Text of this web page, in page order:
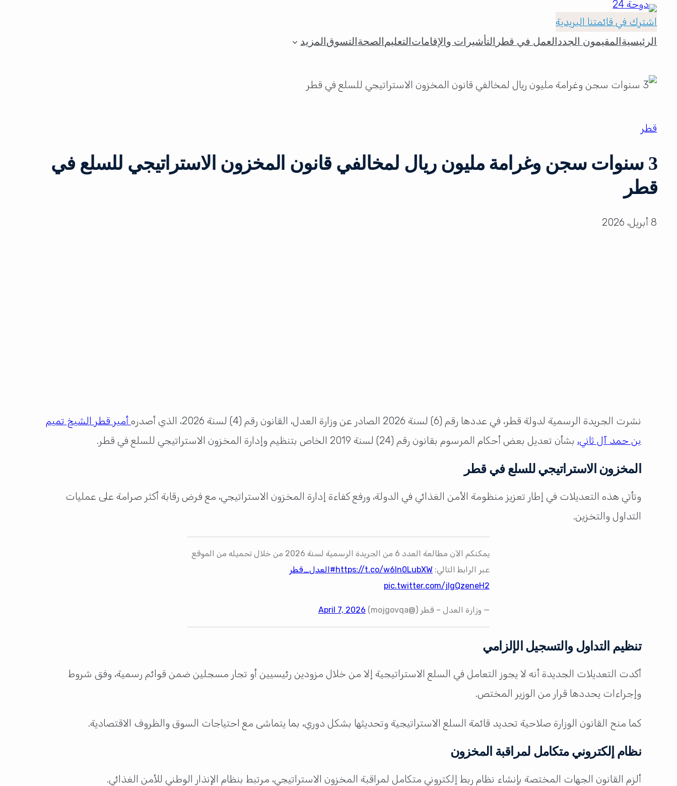
اشترك في قائمتنا البريدية
الرئيسية المقيمون الجدد العمل في قطر التأشيرات والإقامات التعليم الصحة التسوق المزيد
قطر
3 سنوات سجن وغرامة مليون ريال لمخالفي قانون المخزون الاستراتيجي للسلع في
قطر
8 أبريل، 2026
نشرت الجريدة الرسمية لدولة قطر، في عددها رقم (6) لسنة 2026 الصادر عن وزارة العدل، القانون رقم (4) لسنة 2026، الذي أصدره
أمير قطر الشيخ تميم
بن حمد آل ثاني، بشأن تعديل بعض أحكام المرسوم بقانون رقم (24) لسنة 2019 الخاص بتنظيم وإدارة المخزون الاستراتيجي للسلع في قطر.
المخزون الاستراتيجي للسلع في قطر
وتأتي هذه التعديلات في إطار تعزيز منظومة الأمن الغذائي في الدولة، ورفع كفاءة إدارة المخزون الاستراتيجي، مع فرض رقابة أكثر صرامة على عمليات
التداول والتخزين.
يمكنكم الآن مطالعة العدد 6 من الجريدة الرسمية لسنة 2026 من خلال تحميله من الموقع
عبر الرابط التالي: https://t.co/w6In0LubXW#العدل_قطر
pic.twitter.com/jIgQzeneH2
— وزارة العدل – قطر (@mojgovqa) April 7, 2026
تنظيم التداول والتسجيل الإلزامي
أكدت التعديلات الجديدة أنه لا يجوز التعامل في السلع الاستراتيجية إلا من خلال مزودين رئيسيين أو تجار مسجلين ضمن قوائم رسمية، وفق شروط
وإجراءات يحددها قرار من الوزير المختص.
كما منح القانون الوزارة صلاحية تحديد قائمة السلع الاستراتيجية وتحديثها بشكل دوري، بما يتماشى مع احتياجات السوق والظروف الاقتصادية.
نظام إلكتروني متكامل لمراقبة المخزون
ألزم القانون الجهات المختصة بإنشاء نظام ربط إلكتروني متكامل لمراقبة المخزون الاستراتيجي، مرتبط بنظام الإنذار الوطني للأمن الغذائي.